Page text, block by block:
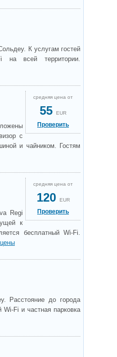
К услугам гостей
на всей территории.
средняя цена от
55 EUR
Проверить
с
и чайником. Гостям
средняя цена от
120 EUR
Проверить
Regi
к
бесплатный Wi-Fi.
Расстояние до города
Fi и частная парковка